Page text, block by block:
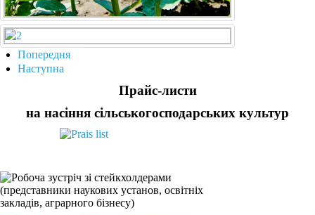
Попередня
Наступна
Прайс-листи
на насіння сільськогосподарських культур